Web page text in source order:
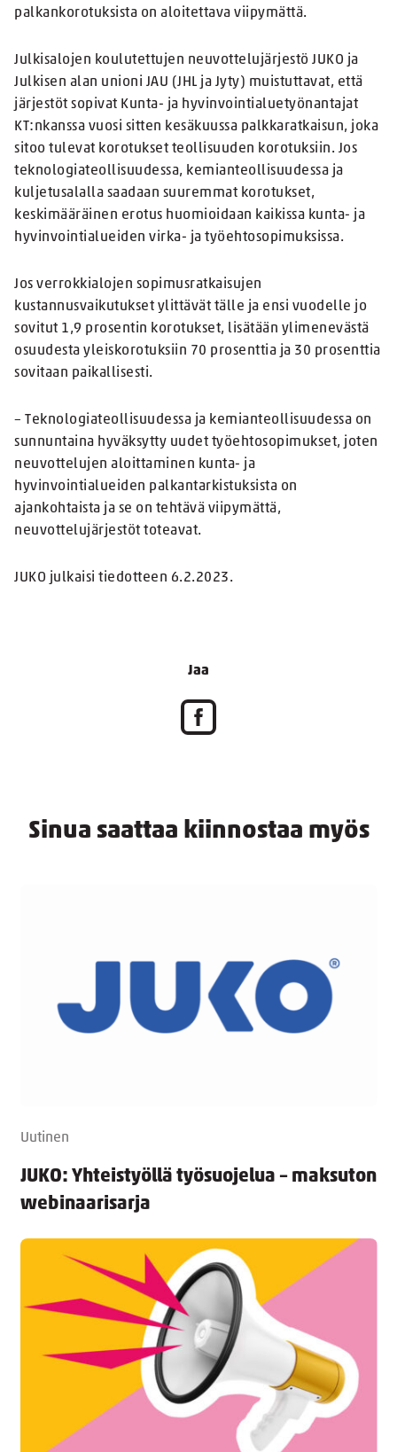
palkankorotuksista on aloitettava viipymättä.
Julkisalojen koulutettujen neuvottelujärjestö JUKO ja
Julkisen alan unioni JAU (JHL ja Jyty) muistuttavat, että
järjestöt sopivat Kunta- ja hyvinvointialuetyönantajat
KT:nkanssa vuosi sitten kesäkuussa palkkaratkaisun, joka
sitoo tulevat korotukset teollisuuden korotuksiin. Jos
teknologiateollisuudessa, kemianteollisuudessa ja
kuljetusalalla saadaan suuremmat korotukset,
keskimääräinen erotus huomioidaan kaikissa kunta- ja
hyvinvointialueiden virka- ja työehtosopimuksissa.
Jos verrokkialojen sopimusratkaisujen
kustannusvaikutukset ylittävät tälle ja ensi vuodelle jo
sovitut 1,9 prosentin korotukset, lisätään ylimenevästä
osuudesta yleiskorotuksiin 70 prosenttia ja 30 prosenttia
sovitaan paikallisesti.
– Teknologiateollisuudessa ja kemianteollisuudessa on
sunnuntaina hyväksytty uudet työehtosopimukset, joten
neuvottelujen aloittaminen kunta- ja
hyvinvointialueiden palkantarkistuksista on
ajankohtaista ja se on tehtävä viipymättä,
neuvottelujärjestöt toteavat.
JUKO julkaisi tiedotteen 6.2.2023.
Jaa
Sinua saattaa kiinnostaa myös
Uutinen
JUKO: Yhteistyöllä työsuojelua – maksuton
webinaarisarja